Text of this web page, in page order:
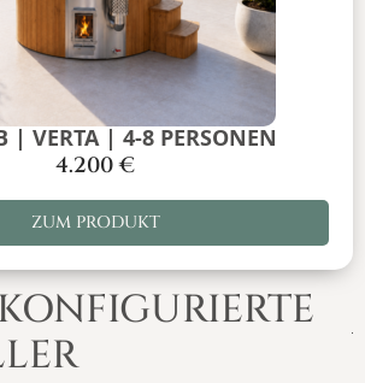
| VERTA | 4-8 PERSONEN
4.200€
ZUM PRODUKT